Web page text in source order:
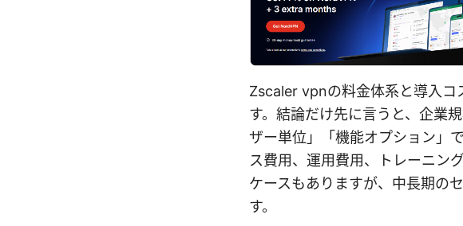
Zscaler vpnの料金体系と導入コ
す。結論だけ先に言うと、企業
ザー単位」「機能オプション」
ス費用、運用費用、トレーニン
ケースもありますが、中長期の
す。